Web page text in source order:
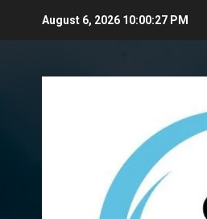
August 6, 2026 10:00:28 PM